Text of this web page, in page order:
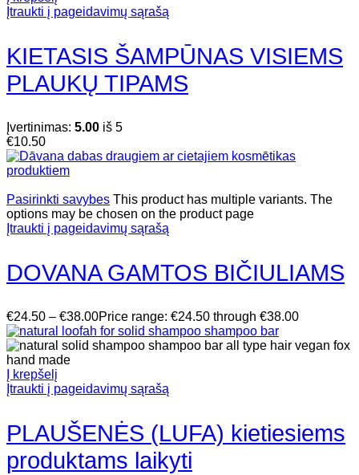
Įtraukti į pageidavimų sąrašą
KIETASIS ŠAMPŪNAS VISIEMS
PLAUKŲ TIPAMS
Įvertinimas: 5.00 iš 5
€10.50
Pasirinkti savybes This product has multiple variants. The
options may be chosen on the product page
Įtraukti į pageidavimų sąrašą
DOVANA GAMTOS BIČIULIAMS
€24.50 – €38.00Price range: €24.50 through €38.00
Į krepšelį
Įtraukti į pageidavimų sąrašą
PLAUŠENĖS (LUFA) kietiesiems
produktams laikyti